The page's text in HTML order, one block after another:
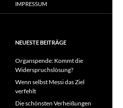
IMPRESSUM
NEUESTE BEITRÄGE
Organspende: Kommt die
Widerspruchslösung?
Wenn selbst Messi das Ziel
verfehlt
Die schönsten Verheißungen